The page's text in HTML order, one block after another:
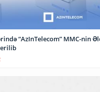
“AzInTelecom” MMC-nin